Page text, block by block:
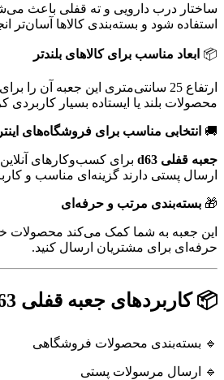
ساختار درب دارویی و ته قفلی باعث
استفاده شود و بسته‌بندی کالاها آسان‌تر
📦 ابعاد مناسب برای کالاهای بلندتر
ارتفاع 25 سانتی‌متری این جعبه آن را
محصولات بلند یا ایستاده بسیار
🚚 انتخابی مناسب برای فروشگاه‌های
جعبه قفلی d63
برای کسب‌وکارهای
ارسال پستی دارند گزینه‌ای مناسب و
🎁 بسته‌بندی مرتب و حرفه‌ای
این جعبه به شما کمک می‌کند محصولات
حرفه‌ای برای مشتریان ارسال کنید.
📦 کاربردهای جعبه قفلی d63
🔹 بسته‌بندی محصولات فروشگاهی
🔹 ارسال مرسولات پستی